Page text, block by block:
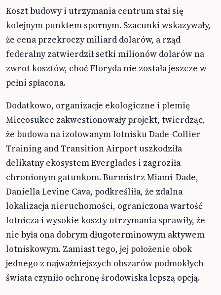
Koszt budowy i utrzymania centrum stał się
kolejnym punktem spornym. Szacunki wskazywały,
że cena przekroczy miliard dolarów, a rząd
federalny zatwierdził setki milionów dolarów na
zwrot kosztów, choć Floryda nie została jeszcze w
pełni spłacona.
Dodatkowo, organizacje ekologiczne i plemię
Miccosukee zakwestionowały projekt, twierdząc,
że budowa na izolowanym lotnisku Dade-Collier
Training and Transition Airport uszkodziła
delikatny ekosystem Everglades i zagroziła
chronionym gatunkom. Burmistrz Miami-Dade,
Daniella Levine Cava, podkreśliła, że zdalna
lokalizacja nieruchomości, ograniczona wartość
lotnicza i wysokie koszty utrzymania sprawiły, że
nie była ona dobrym długoterminowym aktywem
lotniskowym. Zamiast tego, jej położenie obok
jednego z najważniejszych obszarów podmokłych
świata czyniło ochronę środowiska lepszą opcją.